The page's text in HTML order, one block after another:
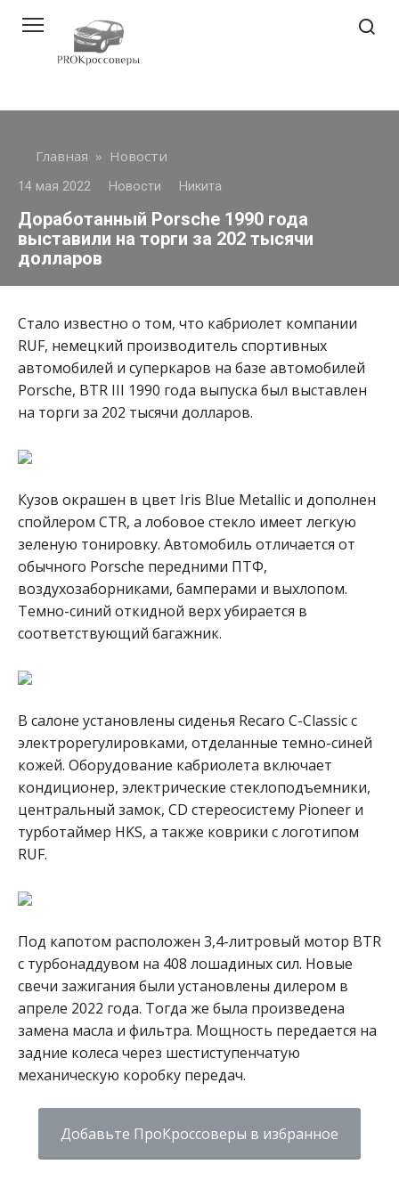
контенту
Главная » Новости
14 мая 2022 Новости Никита
Доработанный Porsche 1990 года
выставили на торги за 202 тысячи
долларов
Стало известно о том, что кабриолет компании
RUF, немецкий производитель спортивных
автомобилей и суперкаров на базе автомобилей
Porsche, BTR III 1990 года выпуска был выставлен
на торги за 202 тысячи долларов.
Кузов окрашен в цвет Iris Blue Metallic и дополнен
спойлером CTR, а лобовое стекло имеет легкую
зеленую тонировку. Автомобиль отличается от
обычного Porsche передними ПТФ,
воздухозаборниками, бамперами и выхлопом.
Темно-синий откидной верх убирается в
соответствующий багажник.
В салоне установлены сиденья Recaro C-Classic с
электрорегулировками, отделанные темно-синей
кожей. Оборудование кабриолета включает
кондиционер, электрические стеклоподъемники,
центральный замок, CD стереосистему Pioneer и
турботаймер HKS, а также коврики с логотипом
RUF.
Под капотом расположен 3,4-литровый мотор BTR
с турбонаддувом на 408 лошадиных сил. Новые
свечи зажигания были установлены дилером в
апреле 2022 года. Тогда же была произведена
замена масла и фильтра. Мощность передается на
задние колеса через шестиступенчатую
механическую коробку передач.
Добавьте ПроКроссоверы в избранное